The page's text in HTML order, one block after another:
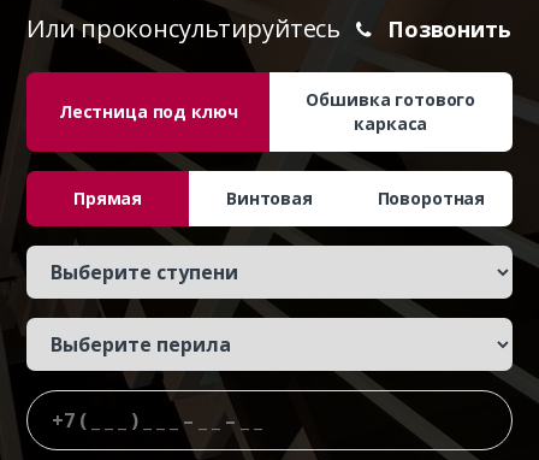
Или проконсультируйтесь Позвонить
Лестница под ключ
Обшивка готового
каркаса
Прямая Винтовая Поворотная